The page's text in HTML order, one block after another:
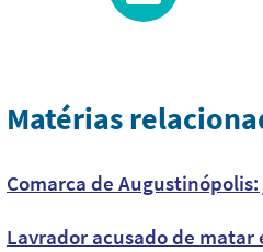
Matérias
Comarca de
Lavrador acusado de